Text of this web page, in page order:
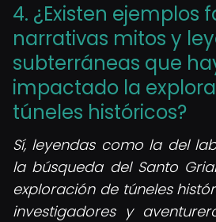
4. ¿Existen ejemplos
narrativas mitos y
subterráneas que
impactado la
túneles históricos?
Sí, leyendas como la del
la búsqueda del Santo
exploración de túneles
investigadores y